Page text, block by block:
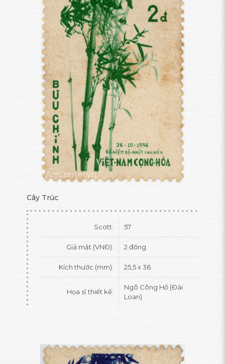
Cây Trúc
Scott: 57
Giá mặt (VNĐ): 2 đồng
Kích thước (mm): 25,5 x 36
Họa sĩ thiết kế:
Ngô Công Hồ (Đài
Loan)